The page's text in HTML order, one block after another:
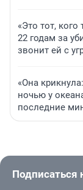
«Это тот,
22 годам за
звонит ей с
«Она
ночью у
последние
Подписаться